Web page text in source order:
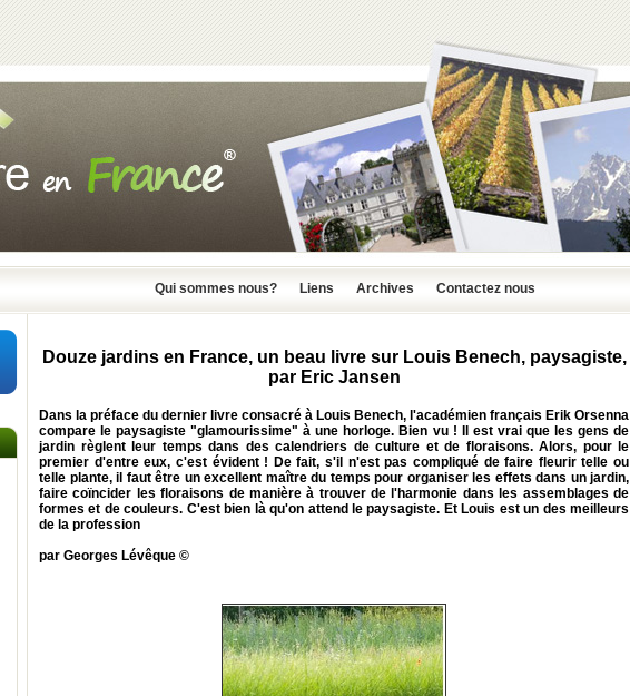
Qui sommes nous? Liens Archives Contactez nous
Douze jardins en France, un beau livre sur Louis Benech, paysagiste,
par Eric Jansen
Dans la préface du dernier livre consacré à Louis Benech, l'académien français Erik Orsenna
compare le paysagiste "glamourissime" à une horloge. Bien vu ! Il est vrai que les gens de
jardin règlent leur temps dans des calendriers de culture et de floraisons. Alors, pour le
premier d'entre eux, c'est évident ! De fait, s'il n'est pas compliqué de faire fleurir telle ou
telle plante, il faut être un excellent maître du temps pour organiser les effets dans un jardin,
faire coïncider les floraisons de manière à trouver de l'harmonie dans les assemblages de
formes et de couleurs. C'est bien là qu'on attend le paysagiste. Et Louis est un des meilleurs
de la profession
par Georges Lévêque ©